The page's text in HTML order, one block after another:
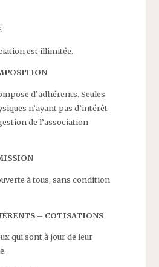
est illimitée.
d’adhérents. Seules
n’ayant pas d’intérêt
de l’association
à tous, sans condition
– COTISATIONS
qui sont à jour de leur